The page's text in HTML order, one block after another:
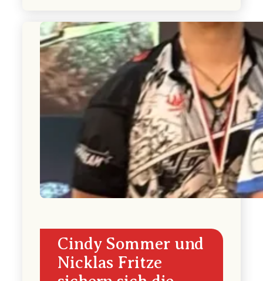
Cindy Sommer und
Nicklas Fritze